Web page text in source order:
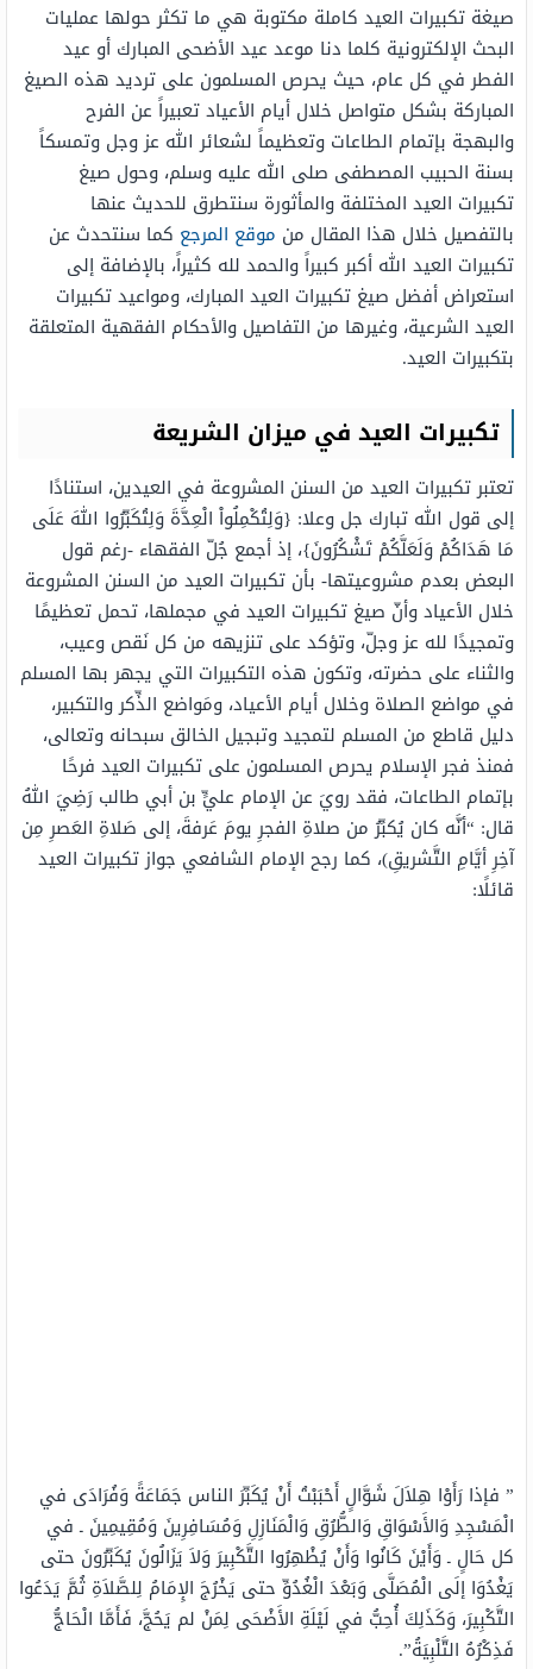
صيغة تكبيرات العيد كاملة مكتوبة هي ما تكثر حولها عمليات
البحث الإلكترونية كلما دنا موعد عيد الأضحى المبارك أو عيد
الفطر في كل عام، حيث يحرص المسلمون على ترديد هذه الصيغ
المباركة بشكل متواصل خلال أيام الأعياد تعبيراً عن الفرح
والبهجة بإتمام الطاعات وتعظيماً لشعائر الله عز وجل وتمسكاً
بسنة الحبيب المصطفى صلى الله عليه وسلم، وحول صيغ
تكبيرات العيد المختلفة والمأثورة سنتطرق للحديث عنها
بالتفصيل خلال هذا المقال من موقع المرجع كما سنتحدث عن
تكبيرات العيد الله أكبر كبيراً والحمد لله كثيراً، بالإضافة إلى
استعراض أفضل صيغ تكبيرات العيد المبارك، ومواعيد تكبيرات
العيد الشرعية، وغيرها من التفاصيل والأحكام الفقهية المتعلقة
بتكبيرات العيد.
تكبيرات العيد في ميزان الشريعة
تعتبر تكبيرات العيد من السنن المشروعة في العيدين، استنادًا
إلى قول الله تبارك جل وعلا: {وَلِتُكْمِلُواْ الْعِدَّةَ وَلِتُكَبِّرُوا اللهَ عَلَى
مَا هَدَاكُمْ وَلَعَلَّكُمْ تَشْكُرُونَ}‏، إذ أجمع جُلّ الفقهاء -رغم قول
البعض بعدم مشروعيتها- بأن تكبيرات العيد من السنن المشروعة
خلال الأعياد وأنّ صيغ تكبيرات العيد في مجملها، تحمل تعظيمًا
وتمجيدًا لله عز وجلّ، وتؤكد على تنزيهه من كل نَقص وعيب،
والثناء على حضرته، وتكون هذه التكبيرات التي يجهر بها المسلم
في مواضع الصلاة وخلال أيام الأعياد، ومَواضع الذِّكر والتكبير،
دليل قاطع من المسلم لتمجيد وتبجيل الخالق سبحانه وتعالى،
فمنذ فجر الإسلام يحرص المسلمون على تكبيرات العيد فرحًا
بإتمام الطاعات، فقد رويَ عن الإمام عليٍّ بن أبي طالب رَضِيَ اللهُ
قال: “أنَّه كان يُكبِّرُ من صلاةِ الفجرِ يومَ عَرفةَ، إلى صَلاةِ العَصرِ مِن
آخِرِ أيَّامِ التَّشريقِ)، كما رجح الإمام الشافعي جواز تكبيرات العيد
قائلًا:
” فإذا رَأَوْا هِلاَلَ شَوَّالٍ أَحْبَبْتُ أَنْ يُكَبِّرَ الناس جَمَاعَةً وَفُرَادَى في
الْمَسْجِدِ وَالأَسْوَاقِ وَالطُّرُقِ وَالْمَنَازِلِ وَمُسَافِرِينَ وَمُقِيمِينَ ـ في
كل حَالٍ ـ وَأَيْنَ كَانُوا وَأَنْ يُظْهِرُوا التَّكْبِيرَ وَلاَ يَزَالُونَ يُكَبِّرُونَ حتى
يَغْدُوَا إلَى الْمُصَلَّى وَبَعْدَ الْغُدُوِّ حتى يَخْرُجَ الإِمَامُ لِلصَّلاَةِ ثُمَّ يَدَعُوا
التَّكْبِيرَ، وَكَذَلِكَ أُحِبُّ في لَيْلَةِ الأَضْحَى لِمَنْ لم يَحُجَّ، فَأَمَّا الْحَاجُّ
فَذِكْرُهُ التَّلْبِيَةُ”.